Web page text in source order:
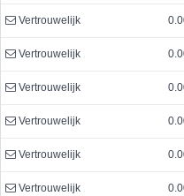
Vertrouwelijk
Vertrouwelijk
Vertrouwelijk
Vertrouwelijk
Vertrouwelijk
Vertrouwelijk